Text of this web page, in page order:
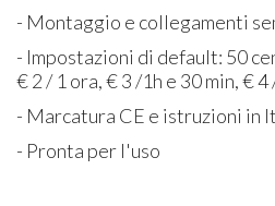
- Montaggio e collegamenti
- Impostazioni di default: 50
€ 2 / 1 ora, € 3 /1h e 30 min, €
- Marcatura CE e istruzioni in
- Pronta per l'uso